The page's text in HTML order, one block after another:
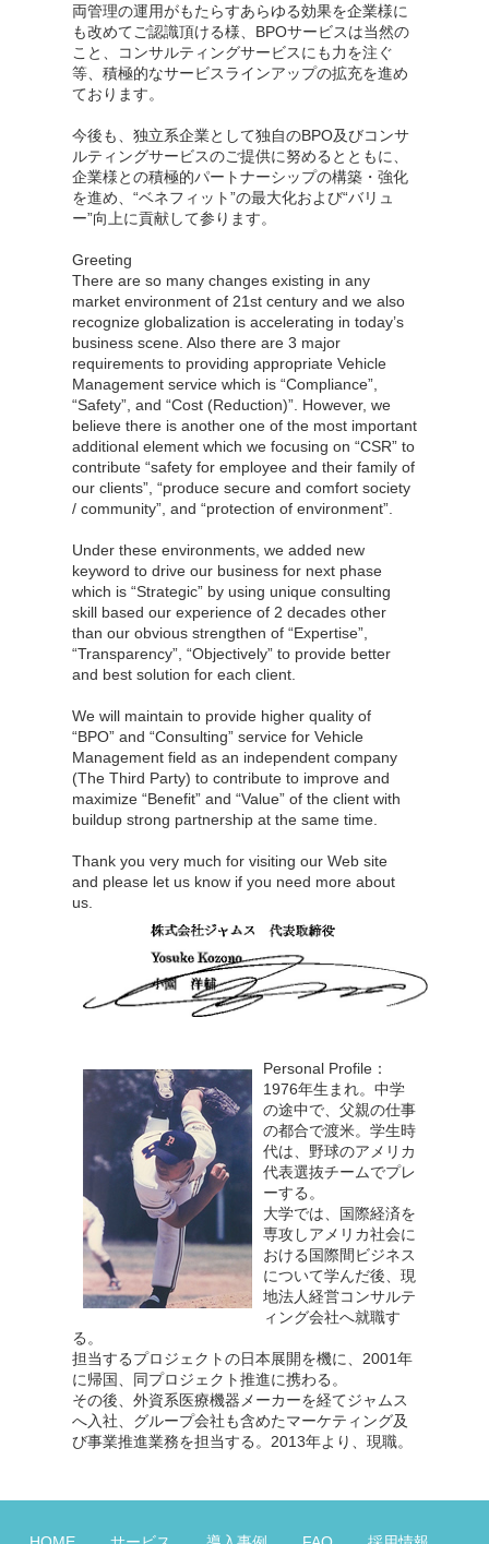
両管理の運用がもたらすあらゆる効果を企業様に
も改めてご認識頂ける様、BPOサービスは当然の
こと、コンサルティングサービスにも力を注ぐ
等、積極的なサービスラインアップの拡充を進め
ております。
今後も、独立系企業として独自のBPO及びコンサ
ルティングサービスのご提供に努めるとともに、
企業様との積極的パートナーシップの構築・強化
を進め、“ベネフィット”の最大化および“バリュ
ー”向上に貢献して参ります。
Greeting
There are so many changes existing in any
market environment of 21st century and we also
recognize globalization is accelerating in today’s
business scene. Also there are 3 major
requirements to providing appropriate Vehicle
Management service which is “Compliance”,
“Safety”, and “Cost (Reduction)”. However, we
believe there is another one of the most important
additional element which we focusing on “CSR” to
contribute “safety for employee and their family of
our clients”, “produce secure and comfort society
/ community”, and “protection of environment”.
Under these environments, we added new
keyword to drive our business for next phase
which is “Strategic” by using unique consulting
skill based our experience of 2 decades other
than our obvious strengthen of “Expertise”,
“Transparency”, “Objectively” to provide better
and best solution for each client.
We will maintain to provide higher quality of
“BPO” and “Consulting” service for Vehicle
Management field as an independent company
(The Third Party) to contribute to improve and
maximize “Benefit” and “Value” of the client with
buildup strong partnership at the same time.
Thank you very much for visiting our Web site
and please let us know if you need more about
us.
Personal Profile：
1976年生まれ。中学
の途中で、父親の仕事
の都合で渡米。学生時
代は、野球のアメリカ
代表選抜チームでプレ
ーする。
大学では、国際経済を
専攻しアメリカ社会に
おける国際間ビジネス
について学んだ後、現
地法人経営コンサルテ
ィング会社へ就職す
る。
担当するプロジェクトの日本展開を機に、2001年
に帰国、同プロジェクト推進に携わる。
その後、外資系医療機器メーカーを経てジャムス
へ入社、グループ会社も含めたマーケティング及
び事業推進業務を担当する。2013年より、現職。